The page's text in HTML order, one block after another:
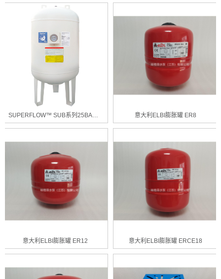
SUPERFLOW™ SUB系列25BAR供水压力罐 意大利ELBI膨胀罐 ER8
意大利ELBI膨胀罐 ER12 意大利ELBI膨胀罐 ERCE18